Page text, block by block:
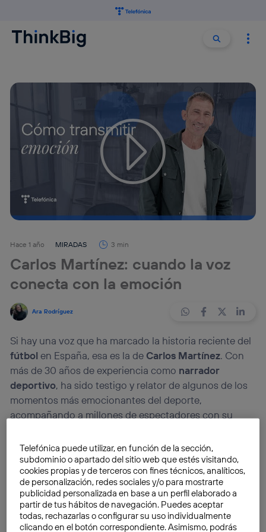
Buscar
Hace 1 año MIRADAS 3 min
Carlos Martínez: cuando la voz
conecta con la emoción
Ara Rodríguez
Si hay una voz que ha marcado la historia reciente del
fútbolen España, esa es la de Carlos Martínez. Con
más de 30 años de experiencia como narrador
deportivo, ha sido testigo y relator de algunos de los
momentos más emocionantes del deporte,
acompañando a millones de espectadores con su
Más allá delfútbol, su verdadera maestría radica en su
capacidad paracomunicar desde la emoción,
convirtiendo cada retransmisión en una experiencia
queconecta con el público.Mejor Conectados, una
iniciativa de Telefónica, habla con Carlos
Telefónica puede utilizar, en función de la sección,
subdominio o apartado del sitio web que estés visitando,
cookies propias y de terceros con fines técnicos, analíticos,
de personalización, redes sociales y/o para mostrarte
publicidad personalizada en base a un perfil elaborado a
partir de tus hábitos de navegación. Puedes aceptar
todas, rechazarlas o configurar su uso individualmente
clicando en el botón correspondiente. Asimismo, podrás